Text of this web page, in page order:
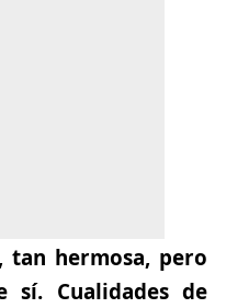
tan hermosa, pero
sí. Cualidades de